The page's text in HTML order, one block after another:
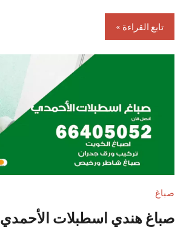
تابع القراءة
صباغ
صباغ هندي اسطبلات الأحمدي